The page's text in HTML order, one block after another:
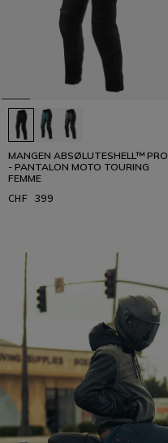
MANGEN ABSØLUTESHELL™ PRO
- PANTALON MOTO TOURING
FEMME
CHF 399